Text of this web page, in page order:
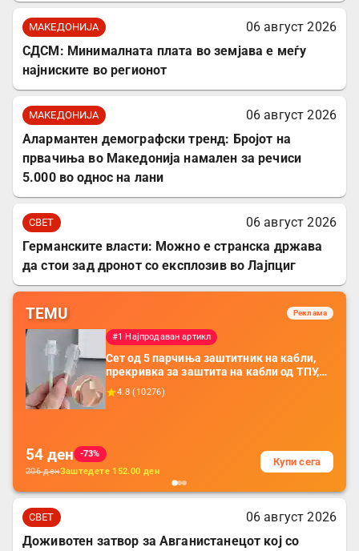
МАКЕДОНИЈА
06 август 2026
СДСМ: Минималната плата во земјава е меѓу
најниските во регионот
МАКЕДОНИЈА
06 август 2026
Алармантен демографски тренд: Бројот на
првачиња во Македонија намален за речиси
5.000 во однос на лани
СВЕТ
06 август 2026
Германските власти: Можно е странска држава
да стои зад дронот со експлозив во Лајпциг
TEMU Реклама
#1 Најпродаван артикл
Сет од 5 парчиња заштитник на кабли,
прекривка за заштита на кабли од ТПУ,
додатоци за заштита на кабли, без
батерија, за мобилни телефони, комплет
4.8 (10276)
54 ден
-73%
206денЗаштедете 152.00 ден
Купи сега
СВЕТ
06 август 2026
Доживотен затвор за Авганистанецот кој со